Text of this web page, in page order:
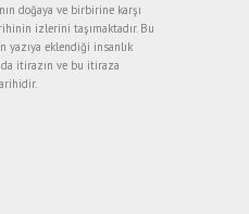
doğaya ve birbirine karşı
izlerini taşımaktadır. Bu
yazıya eklendiği insanlık
itirazın ve bu itiraza